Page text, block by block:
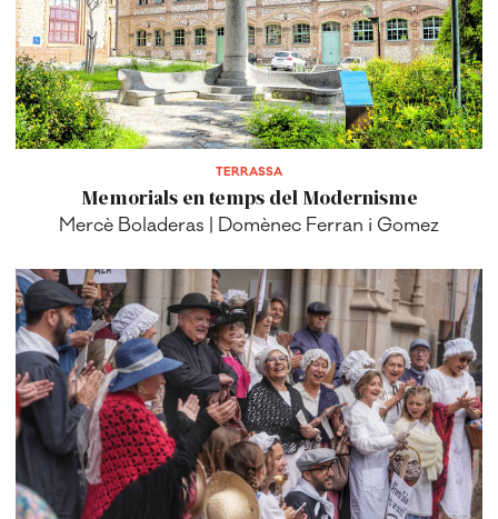
TERRASSA
Memorials en temps del Modernisme
Mercè Boladeras | Domènec Ferran i Gomez